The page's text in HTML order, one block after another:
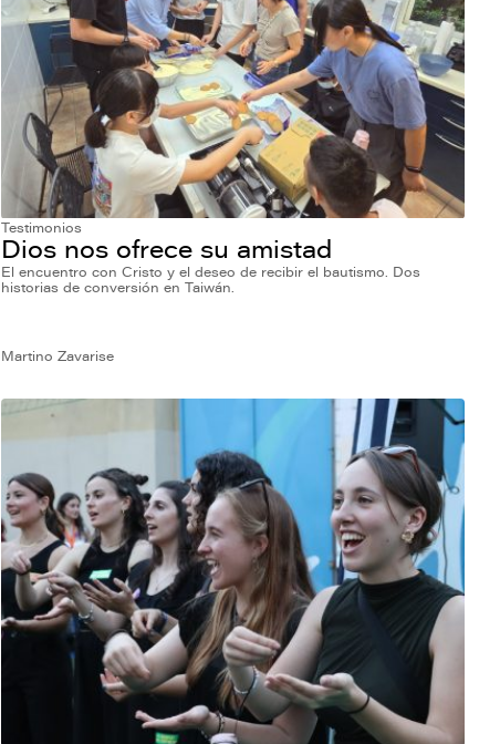
Testimonios
Dios nos ofrece su amistad
El encuentro con Cristo y el deseo de recibir el bautismo. Dos
historias de conversión en Taiwán.
Martino Zavarise